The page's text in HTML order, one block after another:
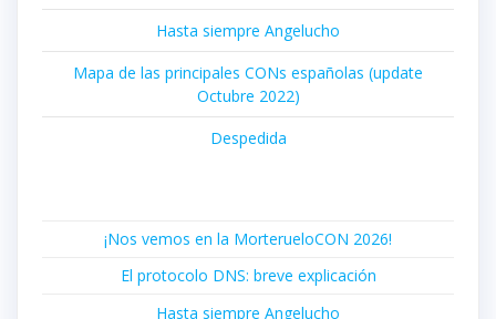
Hasta siempre Angelucho
Mapa de las principales CONs españolas (update
Octubre 2022)
Despedida
¡Nos vemos en la MorterueloCON 2026!
El protocolo DNS: breve explicación
Hasta siempre Angelucho